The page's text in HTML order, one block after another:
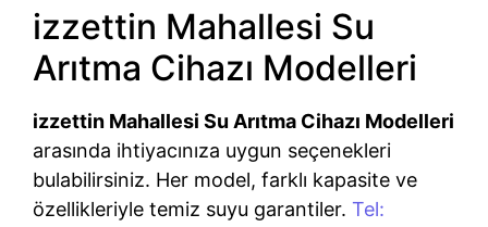
izzettin Mahallesi Su
Arıtma Cihazı Modelleri
izzettin Mahallesi Su Arıtma Cihazı Modelleri
arasında ihtiyacınıza uygun seçenekleri
bulabilirsiniz. Her model, farklı kapasite ve
özellikleriyle temiz suyu garantiler. Tel: